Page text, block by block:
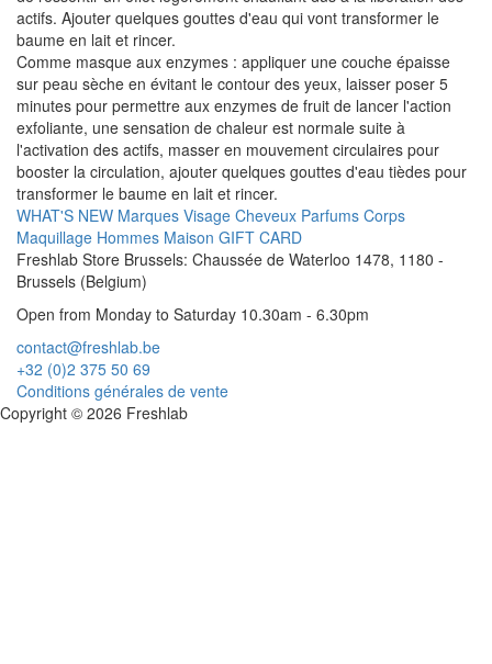
actifs. Ajouter quelques gouttes d'eau qui vont transformer le
baume en lait et rincer.
Comme masque aux enzymes : appliquer une couche épaisse
sur peau sèche en évitant le contour des yeux, laisser poser 5
minutes pour permettre aux enzymes de fruit de lancer l'action
exfoliante, une sensation de chaleur est normale suite à
l'activation des actifs, masser en mouvement circulaires pour
booster la circulation, ajouter quelques gouttes d'eau tièdes pour
transformer le baume en lait et rincer.
WHAT'S NEW Marques Visage Cheveux Parfums Corps
Maquillage Hommes Maison GIFT CARD
Freshlab Store Brussels: Chaussée de Waterloo 1478, 1180 -
Brussels (Belgium)
Open from Monday to Saturday 10.30am - 6.30pm
contact@freshlab.be
+32 (0)2 375 50 69
Conditions générales de vente
Copyright © 2026 Freshlab